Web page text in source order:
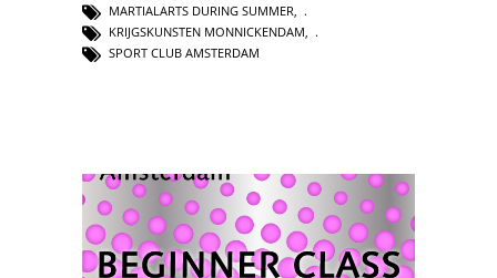
MARTIALARTS DURING SUMMER,
KRIJGSKUNSTEN MONNICKENDAM,
SPORT CLUB AMSTERDAM